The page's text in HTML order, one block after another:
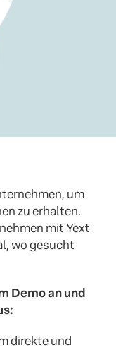
um
zu erhalten.
mit Yext
wo gesucht
Demo an und
direkte und